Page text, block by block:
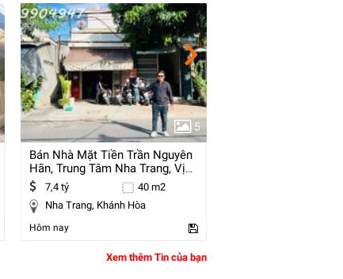
5
Bán Nhà Mặt Tiền Trần Nguyên
Hãn, Trung Tâm Nha Trang, Vị
Trí Kinh
7,4 tỷ
40 m2
Nha Trang, Khánh Hòa
Hôm nay
Xem thêm Tin của bạn